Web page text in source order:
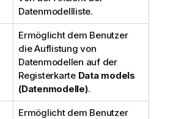
Datenmodellliste.
Ermöglicht dem Benutzer
die Auflistung von
Datenmodellen auf der
Registerkarte Data models
(Datenmodelle).
Ermöglicht dem Benutzer